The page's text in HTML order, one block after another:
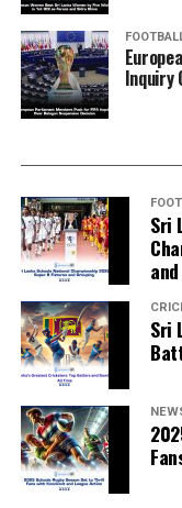
of the FIFA Peace
FIFA has
Balogun’s
According to the
growing, with 35
already backing
“The beauty of
transparent
“When political
compete, the
weakened.”
Inquiry
Sri
Sri